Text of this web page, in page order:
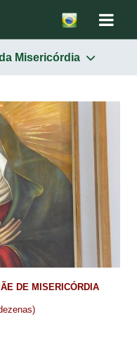
Misericórdia
da Misericórdia
Virgem Maria
DE MISERICÓRDIA